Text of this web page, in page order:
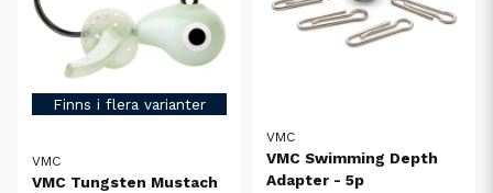
Finns i flera varianter
VMC
VMC Tungsten Mustach
VMC
VMC Swimming Depth
Adapter - 5p